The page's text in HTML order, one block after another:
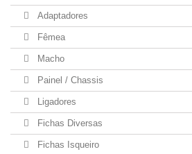
Adaptadores
Fêmea
Macho
Painel / Chassis
Ligadores
Fichas Diversas
Fichas Isqueiro